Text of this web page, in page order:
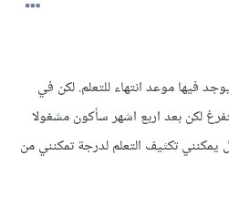
فيها موعد انتهاء للتعلم. لكن في
لكن بعد اربع اشهر سأكون مشغولا
تكثيف التعلم لدرجة تمكنني من